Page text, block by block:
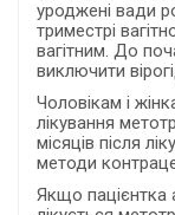
уроджені вади
триместрі
вагітним. До
виключити
Чоловікам і
лікування
місяців після
методи
Якщо пацієнтка